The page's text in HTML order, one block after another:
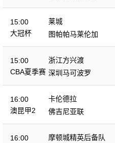
15:00
大冠杯
莱城
图帕帕马莱伦加
15:00
CBA夏季赛
浙江方兴渡
深圳马可波罗
16:00
澳昆甲2
卡伦德拉
佛吉尼亚联
16:00
摩顿城精英后备队